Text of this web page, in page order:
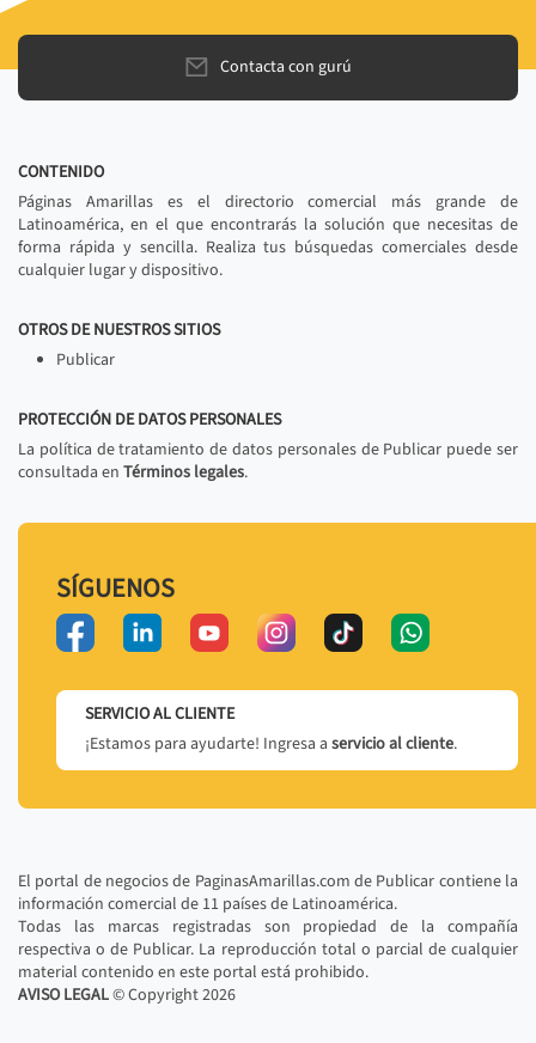
Contacta con gurú
CONTENIDO
Páginas Amarillas es el directorio comercial más grande de
Latinoamérica, en el que encontrarás la solución que necesitas de
forma rápida y sencilla. Realiza tus búsquedas comerciales desde
cualquier lugar y dispositivo.
OTROS DE NUESTROS SITIOS
Publicar
PROTECCIÓN DE DATOS PERSONALES
La política de tratamiento de datos personales de Publicar puede ser
consultada en Términos legales.
SÍGUENOS
SERVICIO AL CLIENTE
¡Estamos para ayudarte! Ingresa a servicio al cliente.
El portal de negocios de PaginasAmarillas.com de Publicar contiene la
información comercial de 11 países de Latinoamérica.
Todas las marcas registradas son propiedad de la compañía
respectiva o de Publicar. La reproducción total o parcial de cualquier
material contenido en este portal está prohibido.
AVISO LEGAL© Copyright2026